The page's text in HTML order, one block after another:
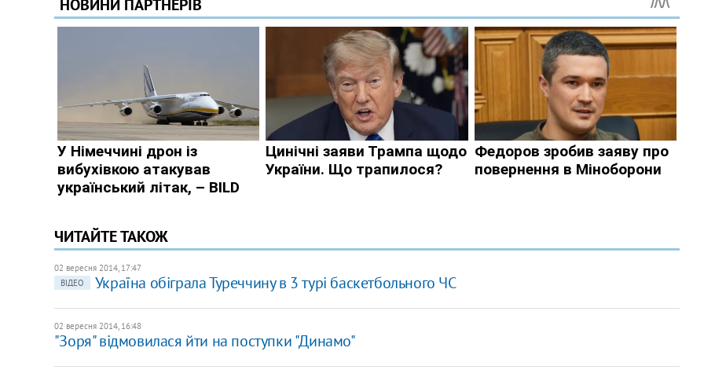
ЧИТАЙТЕ ТАКОЖ
02 вересня 2014, 17:47
ВІДЕО
Україна обіграла Туреччину в 3 турі баскетбольного ЧС
02 вересня 2014, 16:48
"Зоря" відмовилася йти на поступки "Динамо"